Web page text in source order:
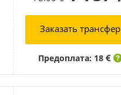
Заказать трансфер
Предоплата: 18